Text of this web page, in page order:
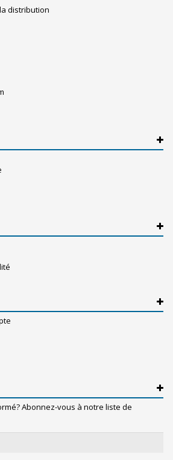
distribution
Abonnez-vous à notre liste de